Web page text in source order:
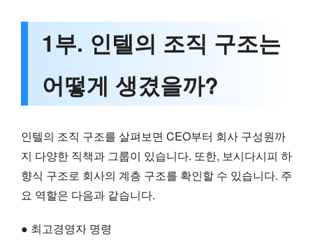
1부. 인텔의 조직 구조는
어떻게 생겼을까?
인텔의 조직 구조를 살펴보면 CEO부터 회사 구성원까
지 다양한 직책과 그룹이 있습니다. 또한, 보시다시피 하
향식 구조로 회사의 계층 구조를 확인할 수 있습니다. 주
요 역할은 다음과 같습니다.
● 최고경영자 명령